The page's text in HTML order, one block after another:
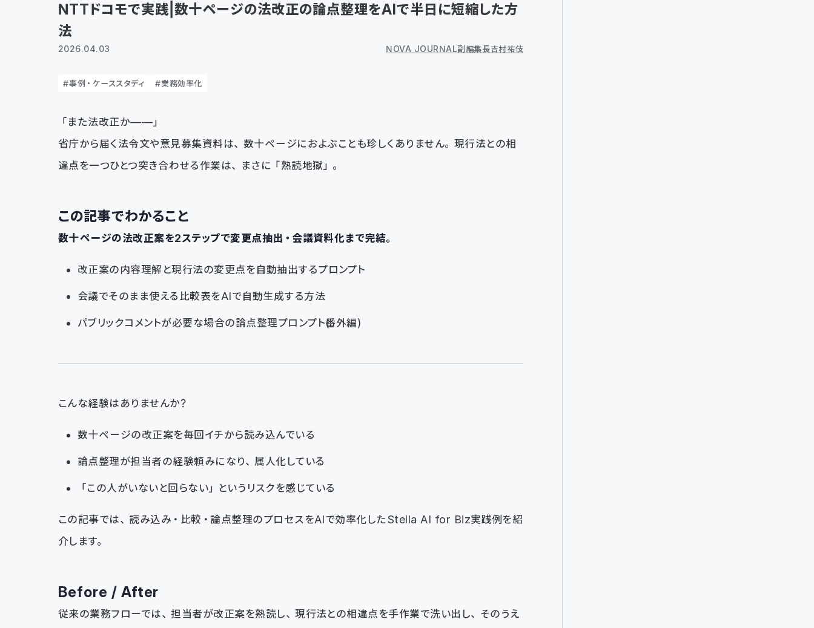
NTTドコモで実践｜数十ページの法改正の論点整理をAIで半日に短縮した方
法
2026.04.03 NOVA JOURNAL副編集長 吉村 祐伎
事例・ケーススタディ 業務効率化
「また法改正か——」
省庁から届く法令文や意見募集資料は、数十ページにおよぶことも珍しくありません。現行法との相
違点を一つひとつ突き合わせる作業は、まさに「熟読地獄」。
この記事でわかること
数十ページの法改正案を2ステップで変更点抽出・会議資料化まで完結。
改正案の内容理解と現行法の変更点を自動抽出するプロンプト
会議でそのまま使える比較表をAIで自動生成する方法
パブリックコメントが必要な場合の論点整理プロンプト（番外編）
こんな経験はありませんか？
数十ページの改正案を毎回イチから読み込んでいる
論点整理が担当者の経験頼みになり、属人化している
「この人がいないと回らない」というリスクを感じている
この記事では、読み込み・比較・論点整理のプロセスをAIで効率化したStella AI for Biz実践例を紹
介します。
Before / After
従来の業務フローでは、担当者が改正案を熟読し、現行法との相違点を手作業で洗い出し、そのうえ